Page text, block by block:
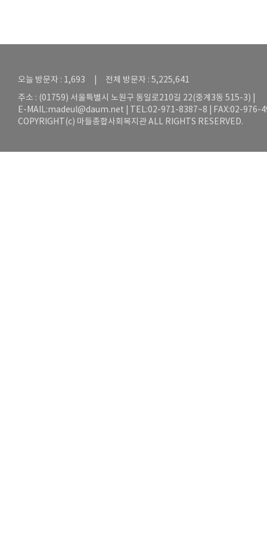
오늘 방문자 : 1,693 | 전체 방문자 : 5,225,641
주소 : (01759) 서울특별시 노원구 동일로210길 22(중계3동 515-3) |
E-MAIL:madeul@daum.net | TEL:02-971-8387~8 | FAX:02-976-
COPYRIGHT(c) 마들종합사회복지관 ALL RIGHTS RESERVED.